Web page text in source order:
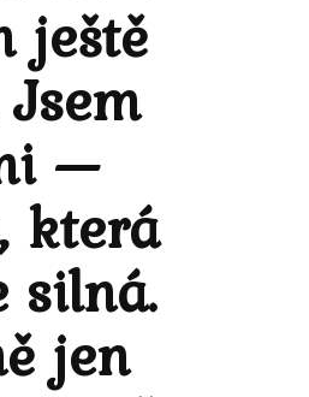
ještě
—
která
silná.
jen